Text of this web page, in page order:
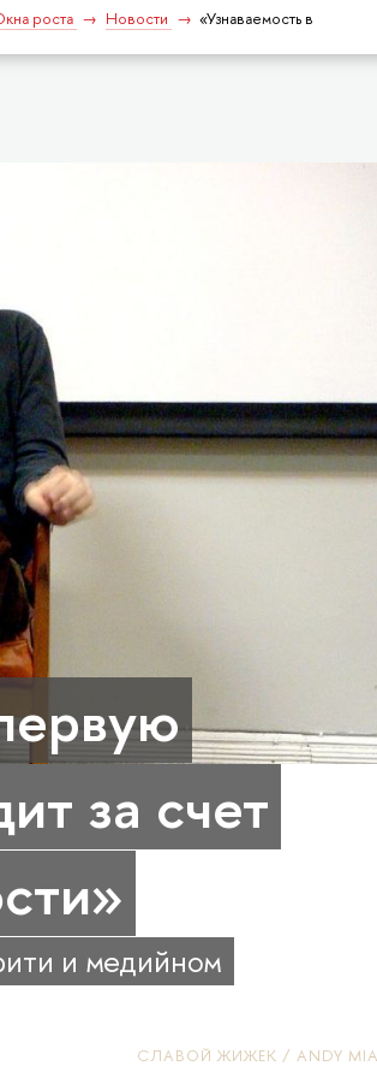
роста Новости
«Узнаваемость в
за счет
и медийном
СЛАВОЙ ЖИЖЕК / ANDY